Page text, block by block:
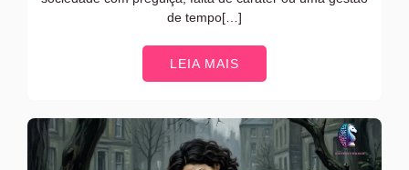
de tempo[…]
LEIA MAIS